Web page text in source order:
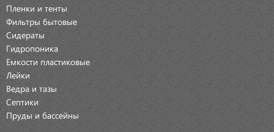
Пленки и тенты
Фильтры бытовые
Сидераты
Гидропоника
Емкости пластиковые
Лейки
Ведра и тазы
Септики
Пруды и бассейны